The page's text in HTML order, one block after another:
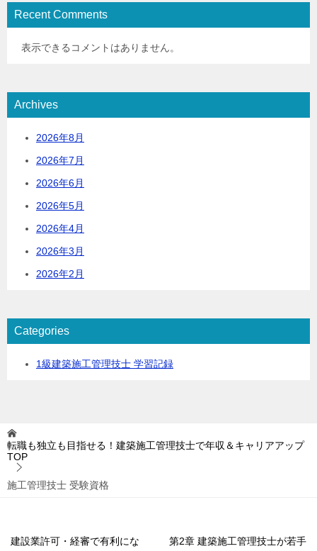
Recent Comments
表示できるコメントはありません。
Archives
2026年8月
2026年7月
2026年6月
2026年5月
2026年4月
2026年3月
2026年2月
Categories
1級建築施工管理技士 学習記録
転職も独立も目指せる！建築施工管理技士で年収＆キャリアアップ
TOP
施工管理技士 受験資格
建設業許可・経審で有利にな 第2章 建築施工管理技士が若手